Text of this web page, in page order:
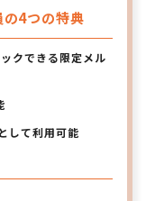
4つの特典
クできる限定メル
して利用可能